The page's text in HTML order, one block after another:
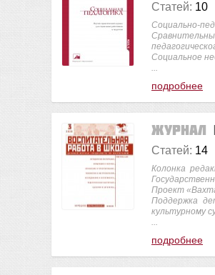
Статей: 10
Социально-
Социальное
...
подробнее
Журнал
Статей: 14
Колонка
Проект
Поддержка
культурному
...
подробнее